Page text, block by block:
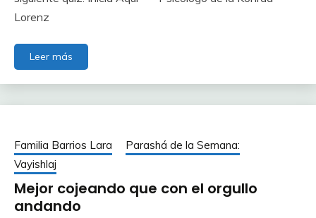
Lorenz
Leer más
Familia Barrios Lara
Parashá de la Semana:
Vayishlaj
Mejor cojeando que con el orgullo
andando